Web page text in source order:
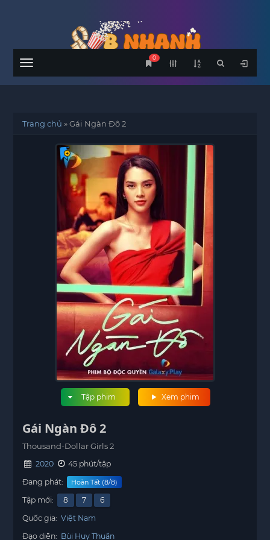
Menu
0
Trang chủ »Gái Ngàn Đô 2
Xem phim
Tập phim
Gái Ngàn Đô 2
Thousand-Dollar Girls 2
2020
45 phút/tập
Đang phát:
Hoàn Tất (8/8)
Tập mới: 8 7
6
Quốc gia: Việt Nam
Đạo diễn: Bùi Huy Thuần